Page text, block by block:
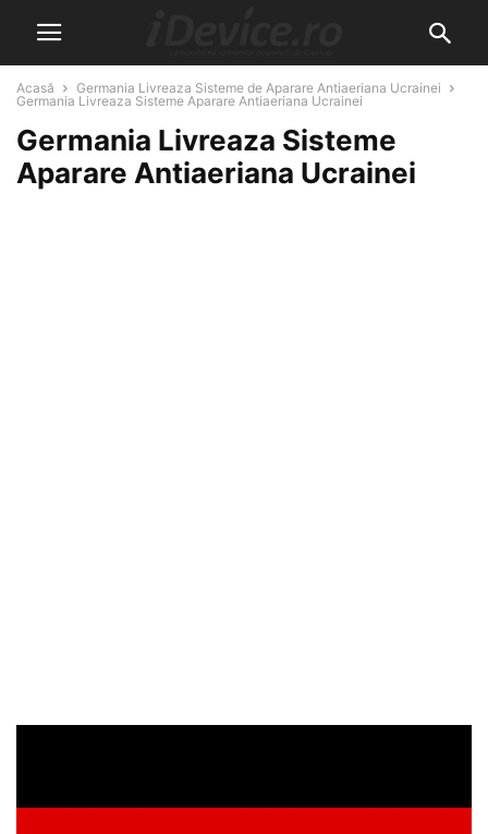
Acasă
Germania Livreaza Sisteme de Aparare Antiaeriana Ucrainei
Germania Livreaza Sisteme Aparare Antiaeriana Ucrainei
Germania Livreaza Sisteme
Aparare Antiaeriana Ucrainei